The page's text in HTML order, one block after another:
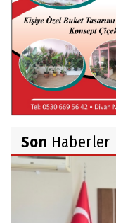
İsmail
Belma
Ahmet
Beyaz
Son Haberler